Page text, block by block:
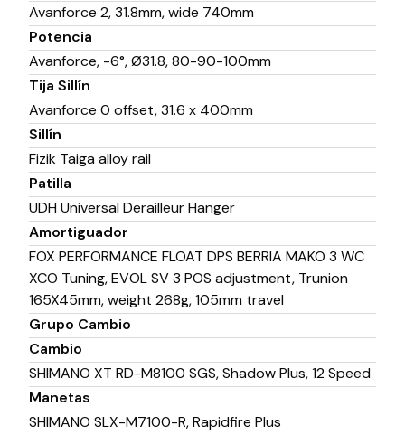
Avanforce 2, 31.8mm, wide 740mm
Potencia
Avanforce, -6°, Ø31.8, 80-90-100mm
Tija Sillín
Avanforce 0 offset, 31.6 x 400mm
Sillín
Fizik Taiga alloy rail
Patilla
UDH Universal Derailleur Hanger
Amortiguador
FOX PERFORMANCE FLOAT DPS BERRIA MAKO 3 WC
XCO Tuning, EVOL SV 3 POS adjustment, Trunion
165X45mm, weight 268g, 105mm travel
Grupo Cambio
Cambio
SHIMANO XT RD-M8100 SGS, Shadow Plus, 12 Speed
Manetas
SHIMANO SLX-M7100-R, Rapidfire Plus